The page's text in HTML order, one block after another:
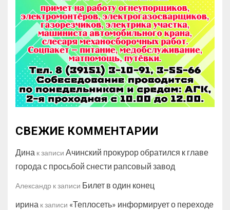
СВЕЖИЕ КОММЕНТАРИИ
Дина к записи Ачинский прокурор обратился к главе
города с просьбой снести рапсовый завод
Александр к записи Билет в один конец
ирина к записи «Теплосеть» информирует о переходе